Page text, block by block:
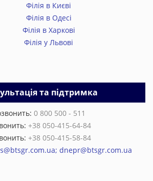
Філія в Києві
Філія в Одесі
Філія в Харкові
Філія у Львові
та підтримка
0 800 500 - 511
+38 050-415-64-84
+38 050-415-58-84
dnepr@btsgr.com.ua